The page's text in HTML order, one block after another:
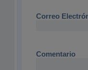
Correo
Comentario